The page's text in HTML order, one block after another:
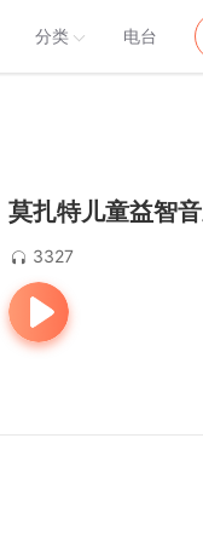
分类 电台
莫扎特儿童益智
3327